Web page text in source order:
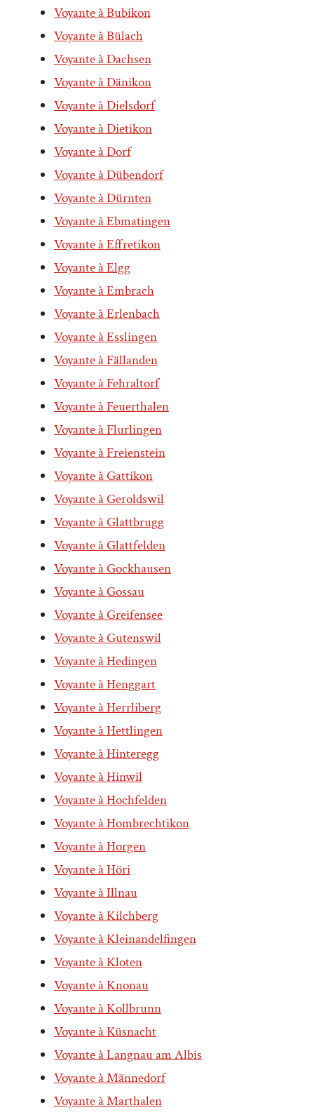
Voyante à Bubikon
Voyante à Bülach
Voyante à Dachsen
Voyante à Dänikon
Voyante à Dielsdorf
Voyante à Dietikon
Voyante à Dorf
Voyante à Dübendorf
Voyante à Dürnten
Voyante à Ebmatingen
Voyante à Effretikon
Voyante à Elgg
Voyante à Embrach
Voyante à Erlenbach
Voyante à Esslingen
Voyante à Fällanden
Voyante à Fehraltorf
Voyante à Feuerthalen
Voyante à Flurlingen
Voyante à Freienstein
Voyante à Gattikon
Voyante à Geroldswil
Voyante à Glattbrugg
Voyante à Glattfelden
Voyante à Gockhausen
Voyante à Gossau
Voyante à Greifensee
Voyante à Gutenswil
Voyante à Hedingen
Voyante à Henggart
Voyante à Herrliberg
Voyante à Hettlingen
Voyante à Hinteregg
Voyante à Hinwil
Voyante à Hochfelden
Voyante à Hombrechtikon
Voyante à Horgen
Voyante à Höri
Voyante à Illnau
Voyante à Kilchberg
Voyante à Kleinandelfingen
Voyante à Kloten
Voyante à Knonau
Voyante à Kollbrunn
Voyante à Küsnacht
Voyante à Langnau am Albis
Voyante à Männedorf
Voyante à Marthalen